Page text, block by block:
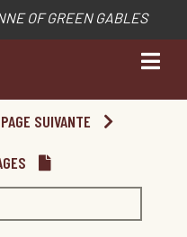
OF GREEN GABLES
PAGE SUIVANTE